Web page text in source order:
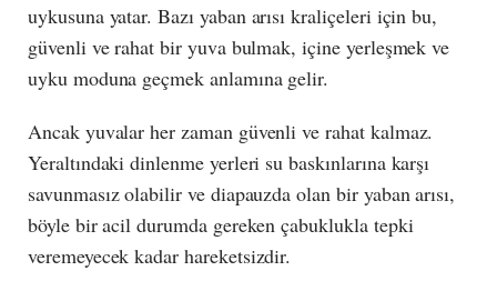
uykusuna yatar. Bazı yaban arısı kraliçeleri için bu,
güvenli ve rahat bir yuva bulmak, içine yerleşmek ve
uyku moduna geçmek anlamına gelir.
Ancak yuvalar her zaman güvenli ve rahat kalmaz.
Yeraltındaki dinlenme yerleri su baskınlarına karşı
savunmasız olabilir ve diapauzda olan bir yaban arısı,
böyle bir acil durumda gereken çabuklukla tepki
veremeyecek kadar hareketsizdir.